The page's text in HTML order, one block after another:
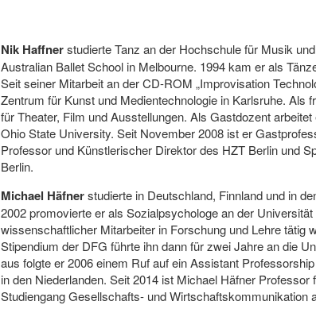
Nik Haffnerstudierte Tanz an der Hochschule für Musik
Australian Ballet School in Melbourne. 1994 kam er als
Seit seiner Mitarbeit an der CD-ROM „Improvisation
Zentrum für Kunst und Medientechnologie in Karlsruhe. Als
für Theater, Film und Ausstellungen. Als Gastdozent
Ohio State University. Seit November 2008 ist er
Professor und Künstlerischer Direktor des HZT Berlin und
Berlin.
Michael Häfnerstudierte in Deutschland, Finnland und in
2002 promovierte er als Sozialpsychologe an der
wissenschaftlicher Mitarbeiter in Forschung und Lehre tätig
Stipendium der DFG führte ihn dann für zwei Jahre an die
aus folgte er 2006 einem Ruf auf ein Assistant
in den Niederlanden. Seit 2014 ist Michael Häfner
Studiengang Gesellschafts- und Wirtschaftskommunikation